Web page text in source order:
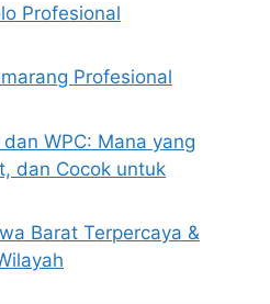
Profesional
Profesional
WPC: Mana yang
dan Cocok untuk
Barat Terpercaya &